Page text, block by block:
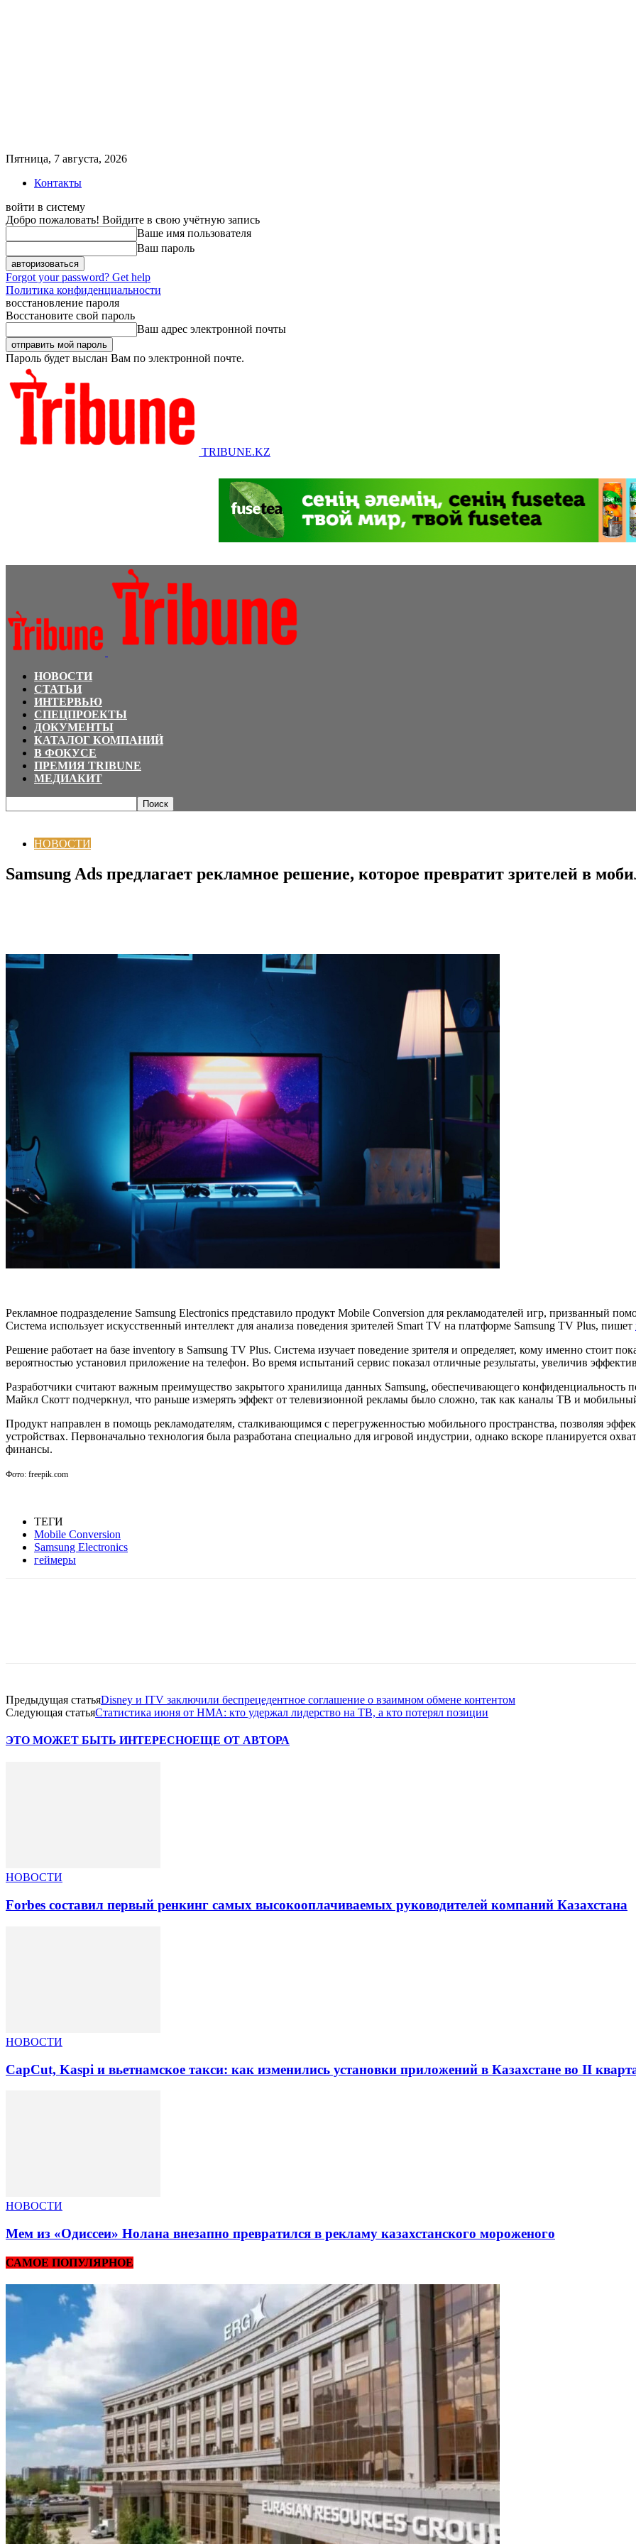
Пятница, 7 августа, 2026
Контакты
войти в систему
Добро пожаловать! Войдите в свою учётную запись
Ваше имя пользователя
Ваш пароль
Forgot your password? Get help
Политика конфиденциальности
восстановление пароля
Восстановите свой пароль
Ваш адрес электронной почты
Пароль будет выслан Вам по электронной почте.
TRIBUNE.KZ
НОВОСТИ
СТАТЬИ
ИНТЕРВЬЮ
СПЕЦПРОЕКТЫ
ДОКУМЕНТЫ
КАТАЛОГ КОМПАНИЙ
В ФОКУСЕ
ПРЕМИЯ TRIBUNE
МЕДИАКИТ
НОВОСТИ
Samsung Ads предлагает рекламное решение, которое превратит зрителей в
Рекламное подразделение Samsung Electronics представило продукт Mobile Conversion для рекламодателей игр, призванный
Система использует искусственный интеллект для анализа поведения зрителей Smart TV на платформе Samsung TV Plus, пишет
Решение работает на базе inventory в Samsung TV Plus. Система изучает поведение зрителя и определяет, кому именно стоит
вероятностью установил приложение на телефон. Во время испытаний сервис показал отличные результаты, увеличив
Разработчики считают важным преимущество закрытого хранилища данных Samsung, обеспечивающего конфиденциальность
Майкл Скотт подчеркнул, что раньше измерять эффект от телевизионной рекламы было сложно, так как каналы ТВ и
Продукт направлен в помощь рекламодателям, сталкивающимся с перегруженностью мобильного пространства, позволяя
устройствах. Первоначально технология была разработана специально для игровой индустрии, однако вскоре планируется
финансы.
Фото: freepik.com
ТЕГИ
Mobile Conversion
Samsung Electronics
геймеры
Предыдущая статьяDisney и ITV заключили беспрецедентное соглашение о взаимном обмене контентом
Следующая статьяСтатистика июня от НМА: кто удержал лидерство на ТВ, а кто потерял позиции
ЭТО МОЖЕТ БЫТЬ ИНТЕРЕСНОЕЩЕ ОТ АВТОРА
НОВОСТИ
Forbes составил первый ренкинг самых высокооплачиваемых руководителей компаний Казахстана
НОВОСТИ
CapCut, Kaspi и вьетнамское такси: как изменились установки приложений в Казахстане во II
НОВОСТИ
Мем из «Одиссеи» Нолана внезапно превратился в рекламу казахстанского мороженого
САМОЕ ПОПУЛЯРНОЕ